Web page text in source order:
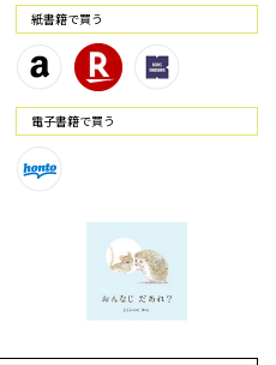
紙書籍で買う
電⼦書籍で買う